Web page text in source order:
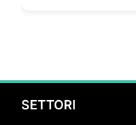
SETTORI